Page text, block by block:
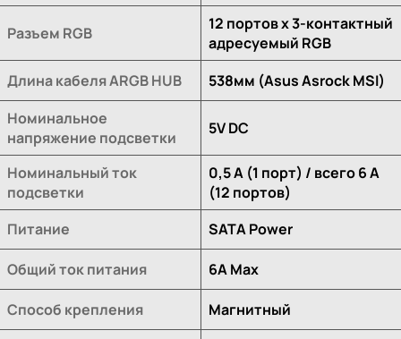
Разъем RGB
12 портов x 3-контактный
адресуемый RGB
Длина кабеля ARGB HUB
538мм (Asus Asrock MSI)
Номинальное
напряжение подсветки
5V DC
Номинальный ток
подсветки
0,5 А (1 порт) / всего 6 А
(12 портов)
Питание
SATA Power
Общий ток питания 6A Max
Способ крепления Магнитный